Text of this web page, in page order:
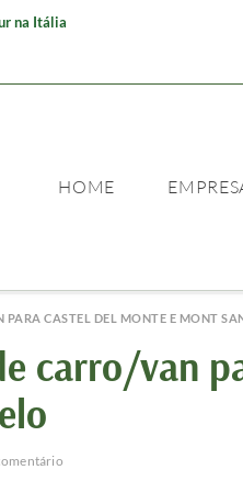
na Itália
HOME
PARA CASTEL DEL MONTE E MONT
carro/van